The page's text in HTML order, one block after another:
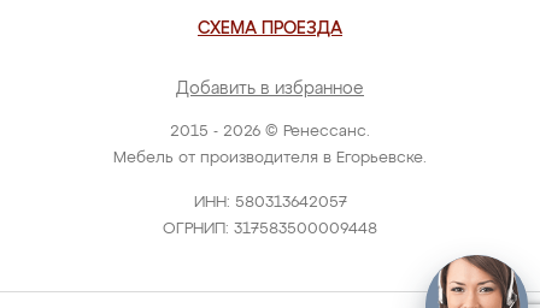
2015 - 2026 © Ренессанс.
Мебель от производителя в Егорьевске.
ИНН: 580313642057
ОГРНИП: 317583500009448
СХЕМА ПРОЕЗДА
Добавить в избранное